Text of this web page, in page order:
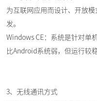
为互联网应用而设计、开放
发。
Windows CE：系统是针对单
比Android系统弱，但运行较稳
3、无线通讯方式